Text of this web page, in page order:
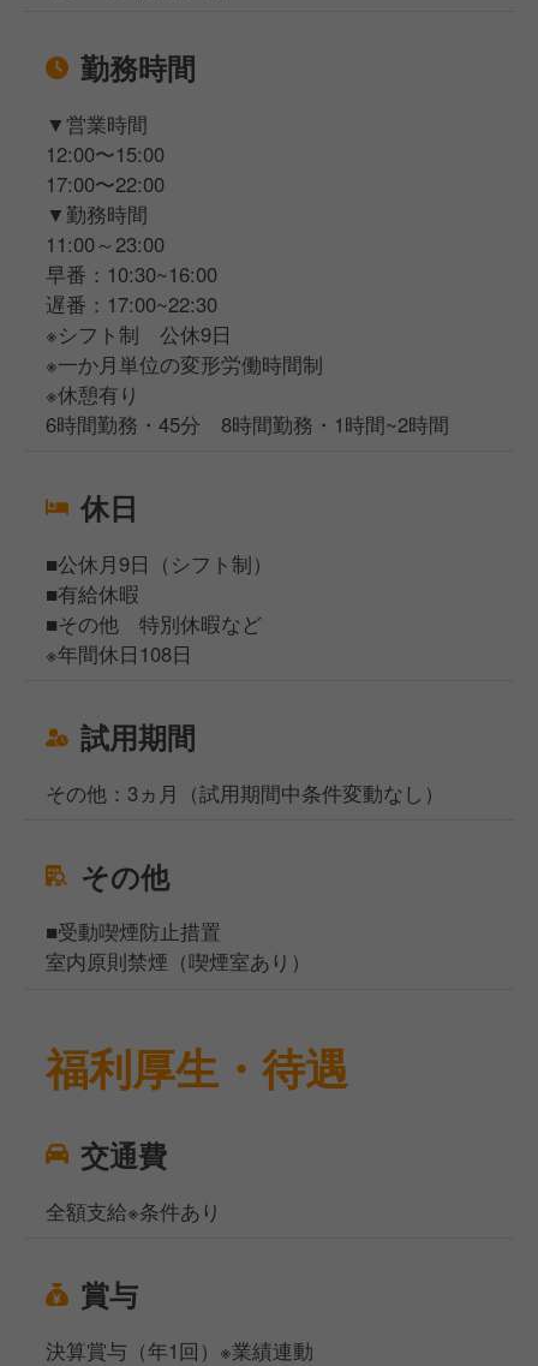
勤務時間
▼営業時間
12:00〜15:00
17:00〜22:00
▼勤務時間
11:00～23:00
早番：10:30~16:00
遅番：17:00~22:30
※シフト制 公休9日
※一か月単位の変形労働時間制
※休憩有り
6時間勤務・45分 8時間勤務・1時間~2時間
休日
■公休月9日（シフト制）
■有給休暇
■その他 特別休暇など
※年間休日108日
試用期間
その他：3ヵ月（試用期間中条件変動なし）
その他
■受動喫煙防止措置
室内原則禁煙（喫煙室あり）
福利厚生・待遇
交通費
全額支給※条件あり
賞与
決算賞与（年1回）※業績連動